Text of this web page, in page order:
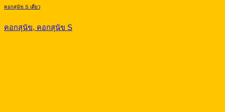
คอกสุนัข S เดี่ยว
คอกสุนัข, คอกสุนัข S